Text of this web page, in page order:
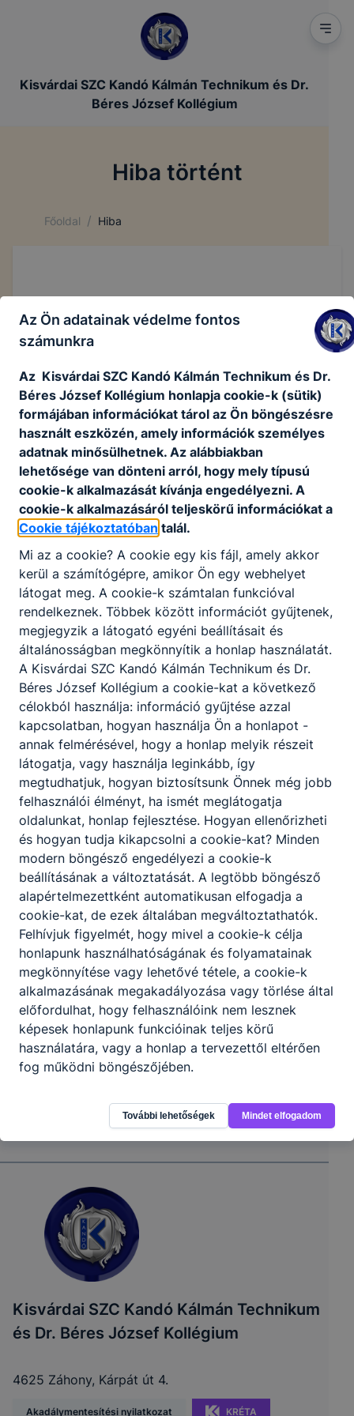
Kisvárdai SZC Kandó Kálmán Technikum és Dr.
Béres József Kollégium
Hiba történt
Főoldal / Hiba
404
A keresett oldal nem található.
Vissza a főoldalra
Partnereink
Kisvárdai SZC Kandó Kálmán Technikum
és Dr. Béres József Kollégium
4625 Záhony, Kárpát út 4.
Akadálymentesítési nyilatkozat KRÉTA
Az Ön adatainak védelme fontos
számunkra
Az Kisvárdai SZC Kandó Kálmán Technikum és Dr.
Béres József Kollégium honlapja cookie-k (sütik)
formájában információkat tárol az Ön böngészésre
használt eszközén, amely információk személyes
adatnak minősülhetnek. Az alábbiakban
lehetősége van dönteni arról, hogy mely típusú
cookie-k alkalmazását kívánja engedélyezni. A
cookie-k alkalmazásáról teljeskörű információkat a
Cookie tájékoztatóban talál.
Mi az a cookie? A cookie egy kis fájl, amely akkor
kerül a számítógépre, amikor Ön egy webhelyet
látogat meg. A cookie-k számtalan funkcióval
rendelkeznek. Többek között információt gyűjtenek,
megjegyzik a látogató egyéni beállításait és
általánosságban megkönnyítik a honlap használatát.
A Kisvárdai SZC Kandó Kálmán Technikum és Dr.
Béres József Kollégium a cookie-kat a következő
célokból használja: információ gyűjtése azzal
kapcsolatban, hogyan használja Ön a honlapot -
annak felmérésével, hogy a honlap melyik részeit
látogatja, vagy használja leginkább, így
megtudhatjuk, hogyan biztosítsunk Önnek még jobb
felhasználói élményt, ha ismét meglátogatja
oldalunkat, honlap fejlesztése. Hogyan ellenőrizheti
és hogyan tudja kikapcsolni a cookie-kat? Minden
modern böngésző engedélyezi a cookie-k
beállításának a változtatását. A legtöbb böngésző
alapértelmezettként automatikusan elfogadja a
cookie-kat, de ezek általában megváltoztathatók.
Felhívjuk figyelmét, hogy mivel a cookie-k célja
honlapunk használhatóságának és folyamatainak
megkönnyítése vagy lehetővé tétele, a cookie-k
alkalmazásának megakadályozása vagy törlése által
előfordulhat, hogy felhasználóink nem lesznek
képesek honlapunk funkcióinak teljes körű
használatára, vagy a honlap a tervezettől eltérően
fog működni böngészőjében.
További lehetőségek Mindet elfogadom